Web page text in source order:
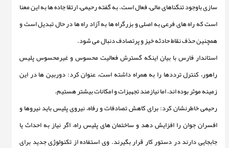
سازی باوجود تنگناهای مالی، فعال است. به گفته رحیمی، ارتقا جاده ها به این معنا
است که راه های فرعی به اصلی و بزرگراه ها به آزاد راه ها در حال تبدیل است و
همچنین حذف نقاط حادثه خیز و پرتصادف دنبال می شود.
استاندار فارس با بیان اینکه گسترش فعالیت محسوس و غیرمحسوس پلیس
راهور، کنترل ترددها را به همراه داشته است، عنوان کرد: دوربین ها در این
زمینه موثر بوده اند، اما نیازمند تجهیزات و امکانات بیشتر هستیم.
رحیمی خاطرنشان کرد: برای کاهش تصادفات و رفاه، نیروی پلیس باید نیروها و
افسران جوان را افزایش دهد و ساختمان های پلیس راه، اگر نیاز به احداث یا
جابجایی دارند در دستور کار قرار بگیرند. وی استفاده از تکنولوژی جدید برای